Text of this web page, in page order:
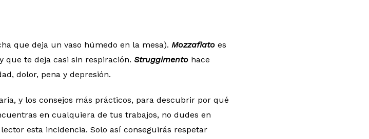
que deja un vaso húmedo en la mesa). Mozzafiato es
que te deja casi sin respiración. Struggimento hace
dolor, pena y depresión.
y los consejos más prácticos, para descubrir por qué
en cualquiera de tus trabajos, no dudes en
esta incidencia. Solo así conseguirás respetar